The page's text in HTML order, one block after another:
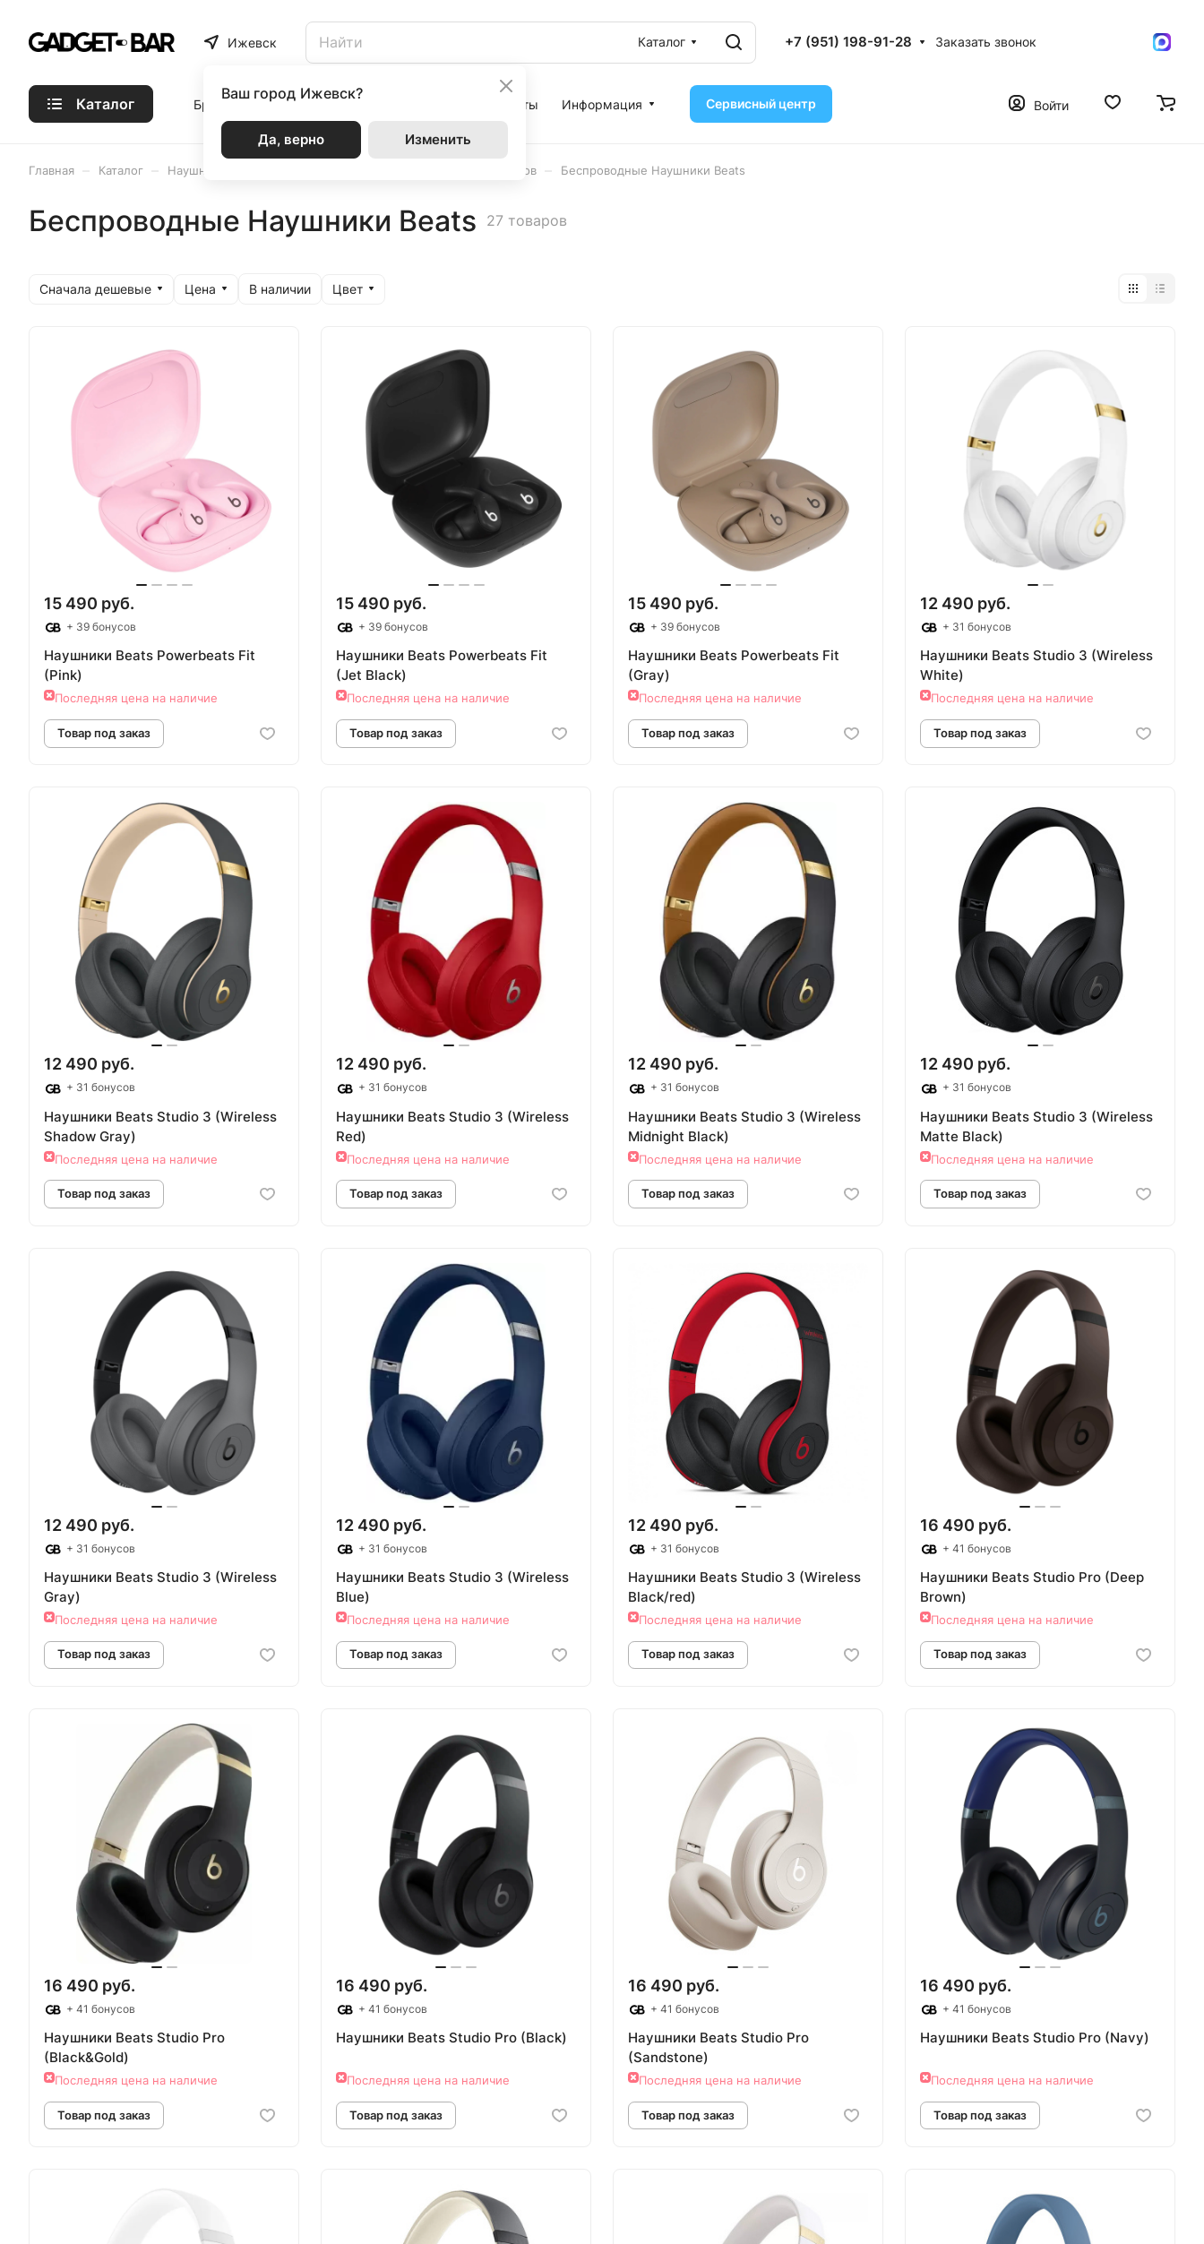
Ижевск
Ваш город Ижевск?
Да, верно Изменить
Каталог +7 (951) 198-91-28 Заказать звонок
Каталог Бренды Статьи Акции Контакты Информация Сервисный центр Войти
Главная Каталог Наушники и аудио Наушники других брендов Беспроводные Наушники Beats
Беспроводные Наушники Beats 27 товаров
Сначала дешевые Цена В наличии Цвет
15 490 руб.
+ 39 бонусов
Наушники Beats Powerbeats Fit
(Pink)
Последняя цена на наличие
Товар под заказ
15 490 руб.
+ 39 бонусов
Наушники Beats Powerbeats Fit
(Jet Black)
Последняя цена на наличие
Товар под заказ
15 490 руб.
+ 39 бонусов
Наушники Beats Powerbeats Fit
(Gray)
Последняя цена на наличие
Товар под заказ
12 490 руб.
+ 31 бонусов
Наушники Beats Studio 3 (Wireless
White)
Последняя цена на наличие
Товар под заказ
12 490 руб.
+ 31 бонусов
Наушники Beats Studio 3 (Wireless
Shadow Gray)
Последняя цена на наличие
Товар под заказ
12 490 руб.
+ 31 бонусов
Наушники Beats Studio 3 (Wireless
Red)
Последняя цена на наличие
Товар под заказ
12 490 руб.
+ 31 бонусов
Наушники Beats Studio 3 (Wireless
Midnight Black)
Последняя цена на наличие
Товар под заказ
12 490 руб.
+ 31 бонусов
Наушники Beats Studio 3 (Wireless
Matte Black)
Последняя цена на наличие
Товар под заказ
12 490 руб.
+ 31 бонусов
Наушники Beats Studio 3 (Wireless
Gray)
Последняя цена на наличие
Товар под заказ
12 490 руб.
+ 31 бонусов
Наушники Beats Studio 3 (Wireless
Blue)
Последняя цена на наличие
Товар под заказ
12 490 руб.
+ 31 бонусов
Наушники Beats Studio 3 (Wireless
Black/red)
Последняя цена на наличие
Товар под заказ
16 490 руб.
+ 41 бонусов
Наушники Beats Studio Pro (Deep
Brown)
Последняя цена на наличие
16 490 руб.
+ 41 бонусов
Наушники Beats Studio Pro
(Black&Gold)
Последняя цена на наличие
16 490 руб.
+ 41 бонусов
Наушники Beats Studio Pro (Black)
Последняя цена на наличие
16 490 руб.
+ 41 бонусов
Наушники Beats Studio Pro
(Sandstone)
Последняя цена на наличие
16 490 руб.
+ 41 бонусов
Наушники Beats Studio Pro (Navy)
Последняя цена на наличие